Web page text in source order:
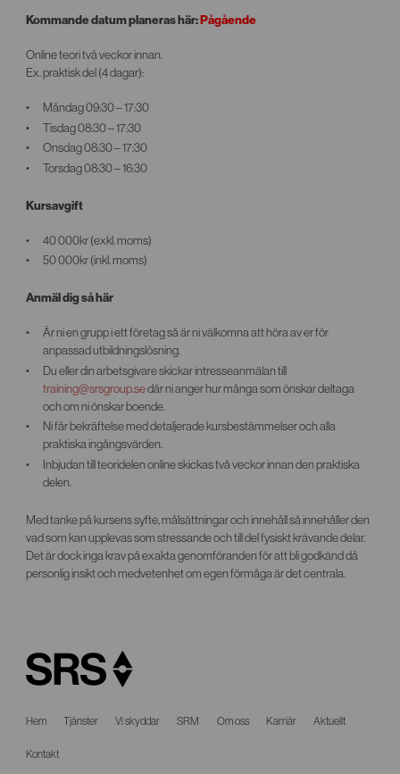
Kommande datum planeras här:Pågående
Online teori två veckor innan.
Ex. praktisk del (4 dagar):
Måndag 09:30 – 17:30
Tisdag 08:30 – 17:30
Onsdag 08:30 – 17:30
Torsdag 08:30 – 16:30
Kursavgift
40 000kr (exkl. moms)
50 000kr (inkl. moms)
Anmäl dig så här
Är ni en grupp i ett företag så är ni välkomna att höra av er för
anpassad utbildningslösning.
Du eller din arbetsgivare skickar intresseanmälan till
training@srsgroup.sedär ni anger hur många som önskar deltaga
och om ni önskar boende.
Ni får bekräftelse med detaljerade kursbestämmelser och alla
praktiska ingångsvärden.
Inbjudan till teoridelen online skickas två veckor innan den praktiska
delen.
Med tanke på kursens syfte, målsättningar och innehåll så innehåller den
vad som kan upplevas som stressande och till del fysiskt krävande delar.
Det är dock inga krav på exakta genomföranden för att bli godkänd då
personlig insikt och medvetenhet om egen förmåga är det centrala.
Hem Tjänster Vi skyddar SRM Om oss Karriär Aktuellt
Kontakt